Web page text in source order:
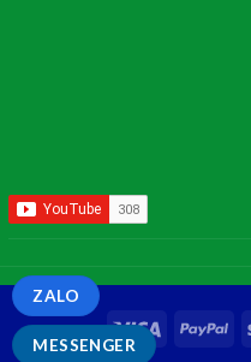
MESSENGER
ZALO